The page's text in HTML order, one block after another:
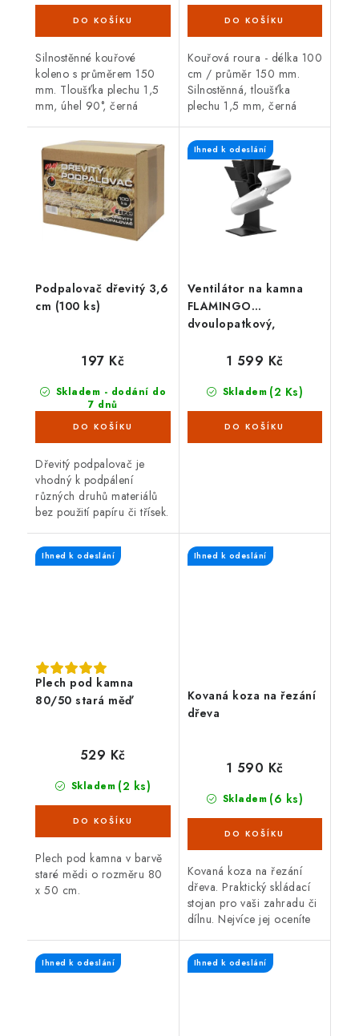
Silnostěnné kouřové
koleno s průměrem 150
mm. Tloušťka plechu 1,5
mm, úhel 90°, černá
pro spojení spalinové cesty
mezi hrdlem kamen a
sopouchem.
Kouřová roura - délka 100
cm / průměr 150 mm.
Silnostěnná, tloušťka
plechu 1,5 mm, černá
určená pro spojení mezi
spalinovým hrdlem
krbových kamen/sporáku...
Podpalovač dřevitý 3,6
cm (100 ks)
Skladem - dodání do
7 dnů
(>100 bal)
197 Kč
Dřevitý podpalovač je
vhodný k podpálení
různých druhů materiálů
bez použití papíru či třísek.
podpalování grilů,
venkovních ohnišť, kamen
Ventilátor na kamna
FLAMINGO
dvoulopatkový,
Ihned k odeslání
Skladem (2 Ks)
1 599 Kč
Plech pod kamna
80/50 stará měď
Ihned k odeslání
Skladem (2 ks)
529 Kč
Plech pod kamna v barvě
staré mědi o rozměru 80
x 50 cm.
Kovaná koza na řezání
dřeva
Ihned k odeslání
Skladem (6 ks)
1 590 Kč
Kovaná koza na řezání
dřeva. Praktický skládací
stojan pro vaši zahradu či
dílnu. Nejvíce jej oceníte
topnou sezónu.
Ihned k odeslání Ihned k odeslání